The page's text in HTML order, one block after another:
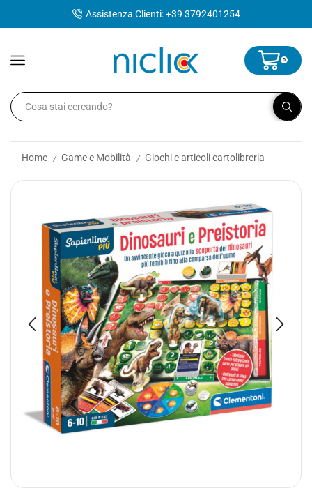
Assistenza Clienti: +39 3792401254
0
Home / Game e Mobilità / Giochi e articoli cartolibreria